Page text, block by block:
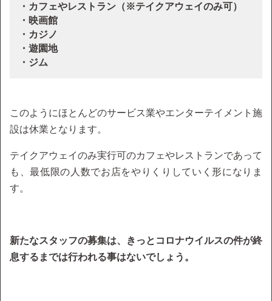
・カフェやレストラン（※テイクアウェイのみ可）
・映画館
・カジノ
・遊園地
・ジム
このようにほとんどのサービス業やエンターテイメント施
設は休業となります。
テイクアウェイのみ実行可のカフェやレストランであって
も、最低限の人数でお店をやりくりしていく形になりま
す。
新たなスタッフの募集は、きっとコロナウイルスの件が終
息するまでは行われる事はないでしょう。